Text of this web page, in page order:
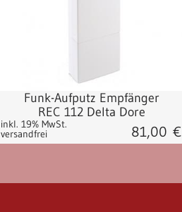
Funk-Aufputz Empfänger
REC 112 Delta Dore
inkl. 19% MwSt.
versandfrei 81,00 €